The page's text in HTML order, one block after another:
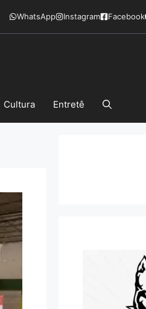
WhatsApp Instagram Facebook
Cultura Entretê